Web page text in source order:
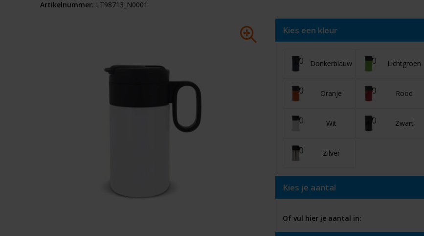
Artikelnummer: LT98713_N0001
Kies een kleur
Donkerblauw Lichtgroen
Oranje Rood
Wit Zwart
Zilver
Kies je aantal
Of vul hier je aantal in: